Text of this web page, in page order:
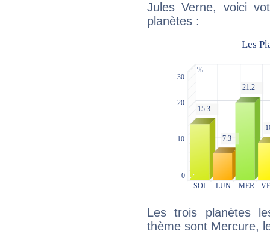
Jules Verne, voici
planètes :
Les trois planètes
thème sont Mercure,